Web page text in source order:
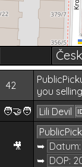
42
you
🧑‍🤝‍🧑 Lili Devil
🎥
➥ Datum:
➥ DOP: